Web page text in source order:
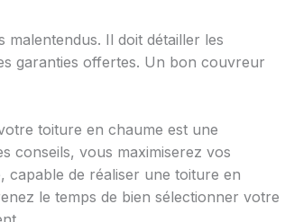
Il doit détailler les
garanties offertes. Un bon couvreur
toiture en chaume est une
conseils, vous maximiserez vos
de réaliser une toiture en
le temps de bien sélectionner votre